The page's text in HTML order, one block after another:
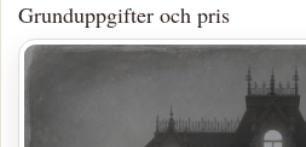
Grunduppgifter och pris